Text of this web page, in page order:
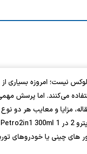
امروزه بسیاری از
می‌کنند. اما پرسش مهمی
مزایا و معایب هر دو
های چینی یا